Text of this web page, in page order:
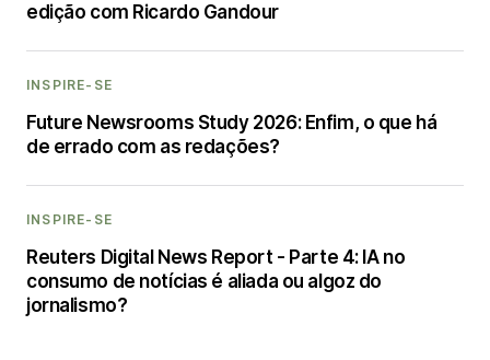
edição com Ricardo Gandour
INSPIRE-SE
Future Newsrooms Study 2026: Enfim, o que há
de errado com as redações?
INSPIRE-SE
Reuters Digital News Report - Parte 4: IA no
consumo de notícias é aliada ou algoz do
jornalismo?